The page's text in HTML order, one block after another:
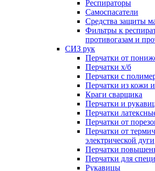
Респираторы
Самоспасатели
Средства защиты
Фильтры к
противогазам и
СИЗ рук
Перчатки от
Перчатки х/б
Перчатки с
Перчатки из кожи
Краги сварщика
Перчатки и
Перчатки
Перчатки от
Перчатки от
электрической дуги
Перчатки
Перчатки для
Рукавицы